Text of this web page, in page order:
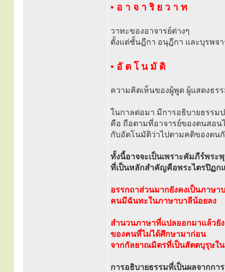
• อ า จ า ริ ย ว า ท
วาทะของอาจารย์ต่างๆ
ตั้งแต่ชั้นฎีกา อนุฎีกา และบุรพจ
• อั ต โ น มั ติ
ความคิดเห็นของผู้พูด ผู้แสดงธร
ในกาลต่อมา มีการอธิบายธรรม
คือ ถือตามที่อาจารย์ของตนสอน
กับอัตโนมัติว่าไปตามคติของตน
ทั้งนี้อาจจะเป็นเพราะคัมภีร์พระ
ที่เป็นหลักสำคัญคือพระไตรปิฏก
อรรกถาส่วนมากยังคงเป็นภาษา
คนมีฉันทะในภาษาบาลีน้อยลง
สำนวนภาษาที่แปลออกมาแล้วยั
ของคนที่ไม่ได้ศึกษามาก่อน
จากกัลยาณมิตรที่เป็นสัตตบุรุษใ
การอธิบายธรรมที่เป็นผลจากกา